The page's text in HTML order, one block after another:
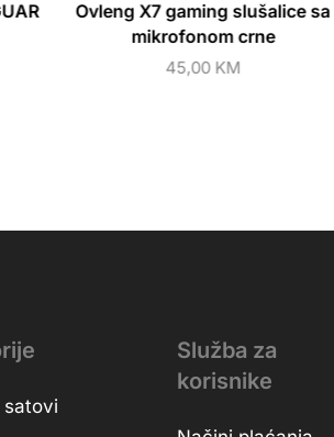
Ovleng X7 gaming slušalice sa
mikrofonom crne
45,00 KM
satovi
Služba za
korisnike